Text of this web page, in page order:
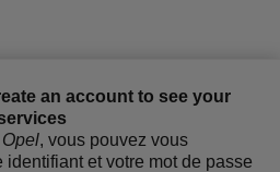
an account to see your
Opel, vous pouvez vous
identifiant et votre mot de passe